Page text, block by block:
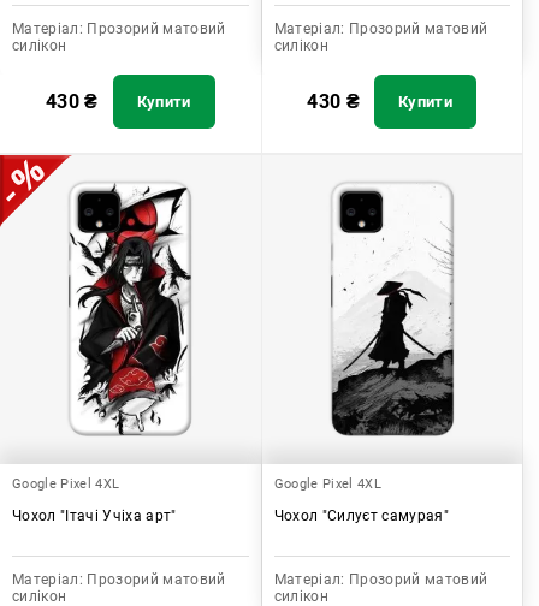
Матеріал: Прозорий матовий
силікон
430₴ Купити
Матеріал: Прозорий матовий
силікон
430 ₴ Купити
Google Pixel 4XL
Чохол "Ітачі Учіха арт"
Матеріал: Прозорий матовий
силікон
Google Pixel 4XL
Чохол "Силуєт самурая"
Матеріал: Прозорий матовий
силікон